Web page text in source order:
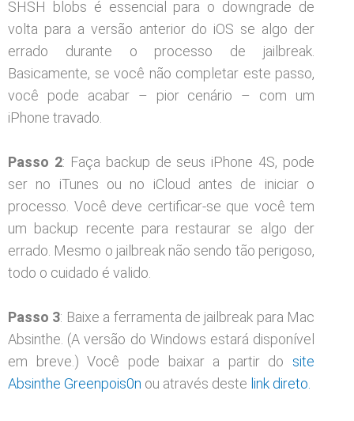
SHSH blobs é essencial para o downgrade de
volta para a versão anterior do iOS se algo der
errado durante o processo de jailbreak.
Basicamente, se você não completar este passo,
você pode acabar – pior cenário – com um
iPhone travado.
Passo 2: Faça backup de seus iPhone 4S, pode
ser no iTunes ou no iCloud antes de iniciar o
processo. Você deve certificar-se que você tem
um backup recente para restaurar se algo der
errado. Mesmo o jailbreak não sendo tão perigoso,
todo o cuidado é valido.
Passo 3: Baixe a ferramenta de jailbreak para Mac
Absinthe. (A versão do Windows estará disponível
em breve.) Você pode baixar a partir do site
Absinthe Greenpois0n ou através deste link direto.